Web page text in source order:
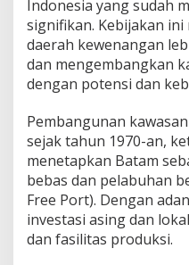
a
m
M
e
n
c
p
t
a
k
a
n
L
a
p
Indonesia yang sudah
signifikan. Kebijakan
daerah kewenangan
dan mengembangkan
dengan potensi dan
Pembangunan
sejak tahun 1970-an,
menetapkan Batam
bebas dan pelabuhan
Free Port). Dengan
investasi asing dan
dan fasilitas produksi.